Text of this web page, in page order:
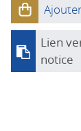
Lien
notice